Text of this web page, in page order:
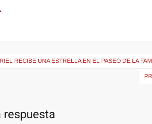
RECIBE UNA ESTRELLA EN EL PASEO DE LA
respuesta